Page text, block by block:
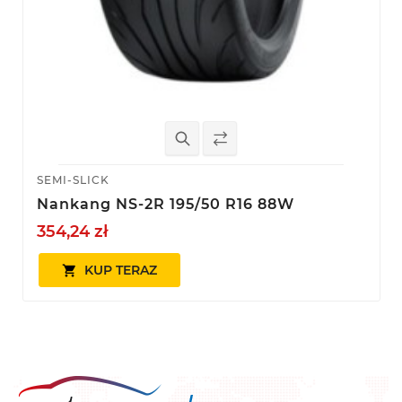
SEMI-SLICK
Nankang NS-2R 195/50 R16 88W
354,24 zł
 KUP TERAZ